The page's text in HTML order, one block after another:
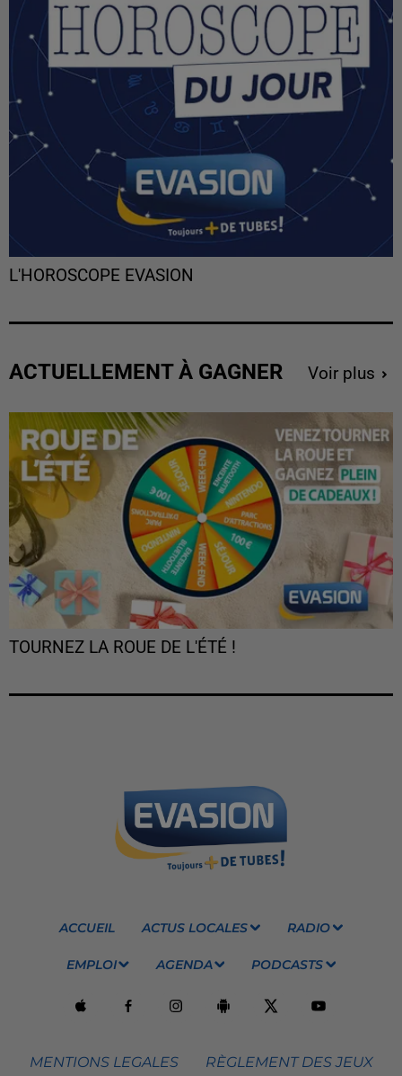
L'HOROSCOPE EVASION
ACTUELLEMENT À GAGNER Voir plus
TOURNEZ LA ROUE DE L'ÉTÉ !
ACCUEIL ACTUS LOCALES RADIO
EMPLOI AGENDA PODCASTS
MENTIONS LEGALES RÈGLEMENT DES JEUX